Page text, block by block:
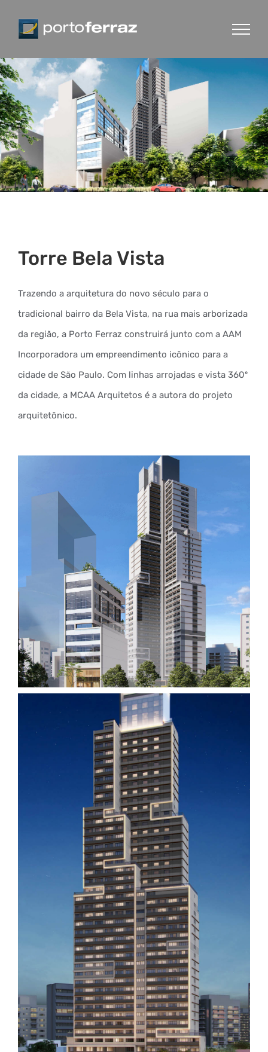
conteúdo
Torre Bela Vista
Trazendo a arquitetura do novo século para o
tradicional bairro da Bela Vista, na rua mais arborizada
da região, a Porto Ferraz construirá junto com a AAM
Incorporadora um empreendimento icônico para a
cidade de São Paulo. Com linhas arrojadas e vista 360º
da cidade, a MCAA Arquitetos é a autora do projeto
arquitetônico.